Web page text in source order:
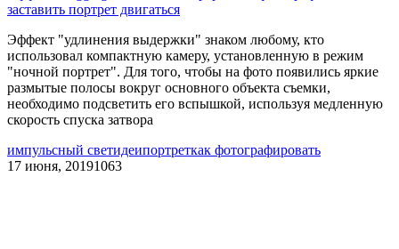
заставить портрет двигаться
Эффект "удлинения выдержки" знаком любому, кто
использовал компактную камеру, установленную в режим
"ночной портрет". Для того, чтобы на фото появились яркие
размытые полосы вокруг основного объекта съемки,
необходимо подсветить его вспышкой, используя медленную
скорость спуска затвора
импульсный светидеипортреткак фотографировать
17 июня, 20191063